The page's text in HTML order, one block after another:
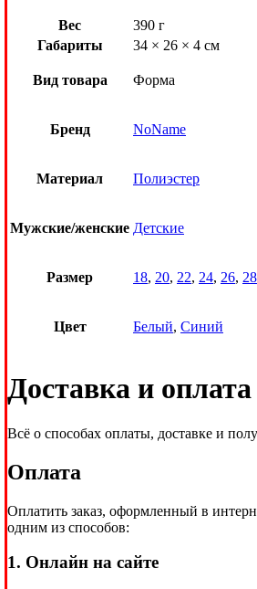
Вес
390 г
Габариты
34 × 26 × 4 см
Вид товара Форма
Бренд NoName
Материал Полиэстер
Мужские/женские Детские
Размер 18, 20, 22, 24, 26, 28
Цвет Белый, Синий
Доставка и оплата
Всё о способах оплаты, доставке и
Оплата
Оплатить заказ, оформленный в
одним из способов:
1. Онлайн на сайте